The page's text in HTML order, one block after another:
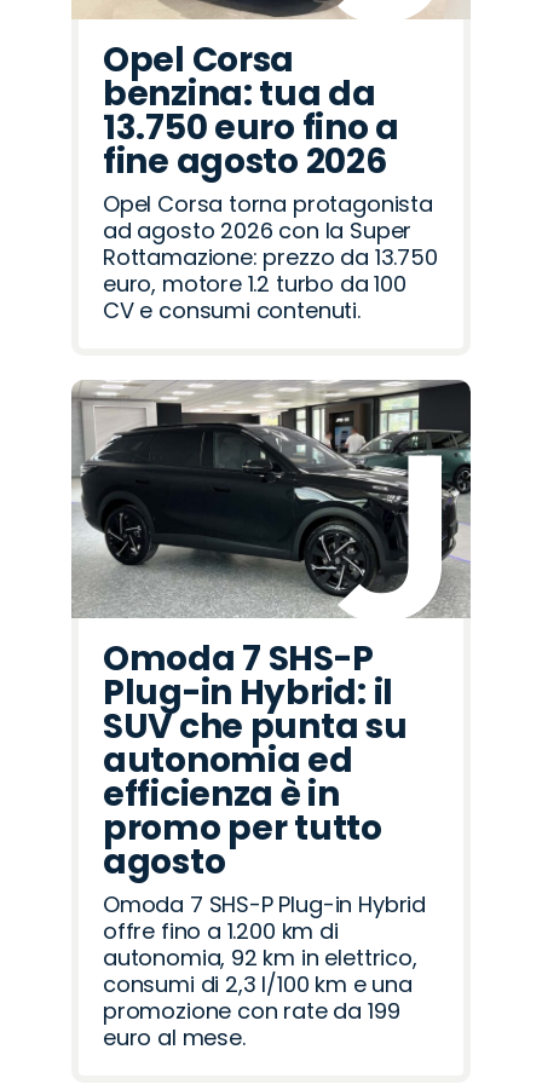
Opel Corsa
benzina: tua da
13.750 euro fino a
fine agosto 2026
Opel Corsa torna protagonista
ad agosto 2026 con la Super
Rottamazione: prezzo da 13.750
euro, motore 1.2 turbo da 100
CV e consumi contenuti.
Omoda 7 SHS-P
Plug-in Hybrid: il
SUV che punta su
autonomia ed
efficienza è in
promo per tutto
agosto
Omoda 7 SHS-P Plug-in Hybrid
offre fino a 1.200 km di
autonomia, 92 km in elettrico,
consumi di 2,3 l/100 km e una
promozione con rate da 199
euro al mese.